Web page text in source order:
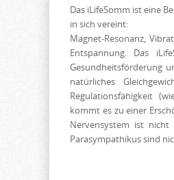
Das iLifeSomm ist eine
in sich vereint:
Magnet-Resonanz,
Entspannung. Das
Gesundheitsförderung
natürliches
Regulationsfähigkeit
kommt es zu einer
Nervensystem ist nicht
Parasympathikus sind